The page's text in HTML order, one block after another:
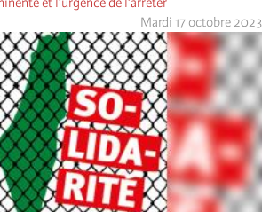
Mardi 17 octobre 2023